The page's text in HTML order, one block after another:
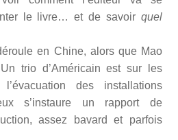
le livre… et de savoir quel
en Chine, alors que Mao
trio d’Américain est sur les
des installations
s’instaure un rapport de
assez bavard et parfois